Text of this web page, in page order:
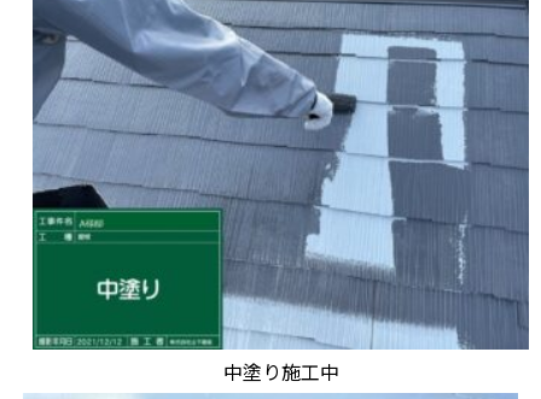
中塗り施工中